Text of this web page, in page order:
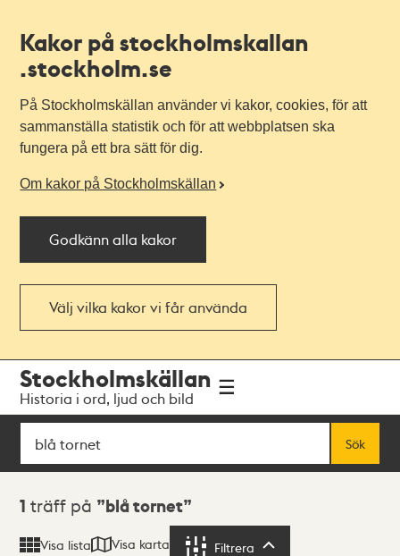
Kakor på stockholmskallan
.stockholm.se
På Stockholmskällan använder vi kakor, cookies, för att
sammanställa statistik och för att webbplatsen ska
fungera på ett bra sätt för dig.
Om kakor på Stockholmskällan
Godkänn alla kakor
Välj vilka kakor vi får använda
navigationen
huvudinnehållet
Stockholmskällan
Historia i ord, ljud och bild
Sök
Sök
Sökresultat
1 träff på blå tornet
Visa lista Visa karta Filtrera